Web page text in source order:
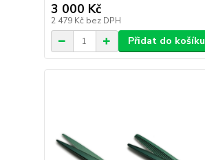
3 000 Kč
2 479 Kč bez DPH
Přidat do košíku